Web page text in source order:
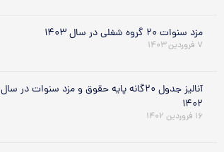
مزد سنوات ۲۰ گروه شغلی در سال ۱۴۰۳
۷ فروردین ۱۴۰۳
آنالیز جدول ۲۰گانه پایه حقوق و مزد سنوات در سال
۱۴۰۲
۱۶ فروردین ۱۴۰۲